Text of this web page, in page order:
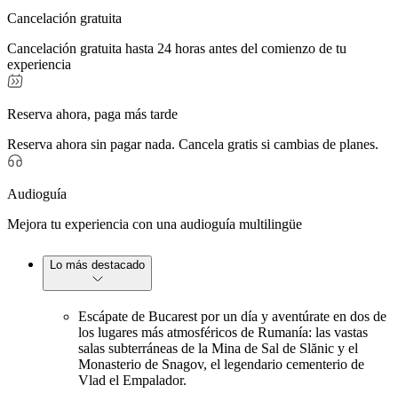
Cancelación gratuita
Cancelación gratuita hasta 24 horas antes del comienzo de tu
experiencia
Reserva ahora, paga más tarde
Reserva ahora sin pagar nada. Cancela gratis si cambias de planes.
Audioguía
Mejora tu experiencia con una audioguía multilingüe
Lo más destacado
Escápate de Bucarest por un día y aventúrate en dos de
los lugares más atmosféricos de Rumanía: las vastas
salas subterráneas de la Mina de Sal de Slănic y el
Monasterio de Snagov, el legendario cementerio de
Vlad el Empalador.